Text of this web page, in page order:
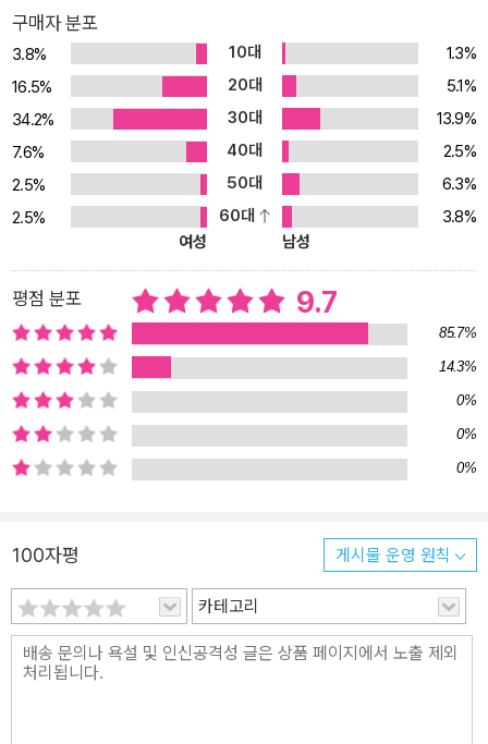
대해서 깊이 있는 통찰을 제시하고 있다. 이 책은 1956년에 쓰였고
그 후 70년에 가까운 세월이 흘렀지만, 이러한 통찰은 오늘날에도 여
전히 우리에게 큰 감동을 준다. 프롬이 이 책에서 제시하는 통찰은 예
리하면서도 인간의 가능성에 대한 신뢰로 가득 차 있다. 이 책, 『에리
히 프롬의 《사랑의 기술》 읽기』는 사랑에 대한 프롬의 통찰을 명료하
고 이해하기 쉽게 소개하였다. 저자 박찬국 서울대학교 철학과 교수
는 이 책에서 『사랑의 기술』을 집중적으로 해설하면서, 프롬에 대해
썼던 기존 글들의 내용을 사랑이란 주제를 중심으로 새롭게 조명하였
다. 프롬의 사랑관, 나아가 프롬의 사상을 이해하고자 하는 사람이라
면 반드시 이 책을 읽어 보기를 권한다. ◆ 세창명저산책 100권 기념
특별판 ◆ 시대를 관통하는 명저를 우리 지식인들의 눈으로 조망하며
명저 읽기의 새로운 지평을 연 세창명저산책 시리즈! 핵심을 담은 친
절한 해설로 독자 여러분과 함께합니다. 현대 지성과 사상을 형성한
명저를 우리 지식인들의 손으로 풀어 쓴 세창명저산책 시리즈는 201
2년 『들뢰즈의 《니체와 철학》 읽기』를 시작으로 100번째 『에리히 프
롬의 《사랑의 기술》 읽기』에 이르기까지 10년 넘게 많은 독자들의 사
랑을 받아 왔습니다. 세창미디어는 ‘오래 보는 책, 멀리 보는 책, 함께
하는 독자 여러분의 많은 관심을 부탁드립니다.
구매자 분포
3.8% 10대
1.3%
16.5%
20대
5.1%
34.2%
30대
13.9%
7.6%
40대
2.5%
2.5%
50대
6.3%
2.5%
60대
3.8%
여성
남성
평점 분포 9.7
85.7%
14.3%
0%
0%
0%
100자평 게시물 운영 원칙
카테고리